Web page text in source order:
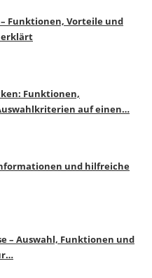
Funktionen, Vorteile und
erklärt
Funktionen,
auf einen…
und hilfreiche
– Auswahl, Funktionen und